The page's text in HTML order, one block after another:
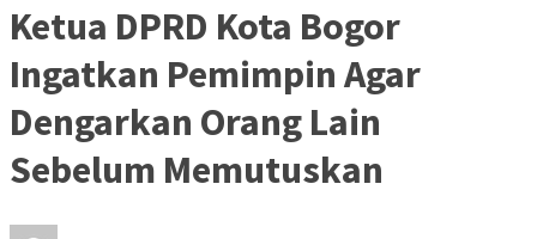
Ketua DPRD Kota Bogor
Ingatkan Pemimpin Agar
Dengarkan Orang Lain
Sebelum Memutuskan